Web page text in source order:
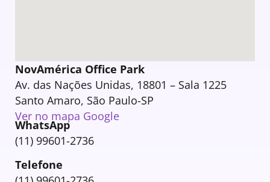
NovAmérica Office Park
Av. das Nações Unidas, 18801 – Sala 1225
Santo Amaro, São Paulo-SP
Ver no mapa Google
WhatsApp
(11) 99601-2736
Telefone